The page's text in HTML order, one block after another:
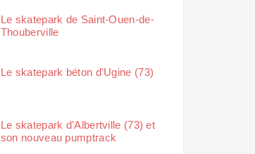
Le skatepark de Saint-Ouen-de-
Thouberville
Le skatepark béton d'Ugine (73)
Le skatepark d'Albertville (73) et
son nouveau pumptrack